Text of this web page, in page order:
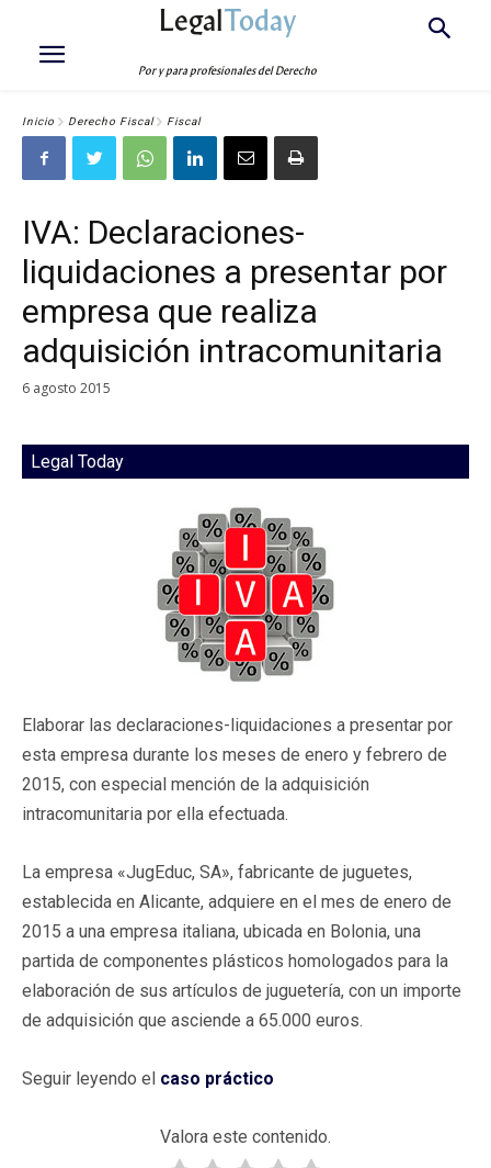
LegalToday
Por y para profesionales del Derecho
Inicio Derecho Fiscal Fiscal
IVA: Declaraciones-
liquidaciones a presentar por
empresa que realiza
adquisición intracomunitaria
6 agosto 2015
Legal Today
Elaborar las declaraciones-liquidaciones a presentar por
esta empresa durante los meses de enero y febrero de
2015, con especial mención de la adquisición
intracomunitaria por ella efectuada.
La empresa «JugEduc, SA», fabricante de juguetes,
establecida en Alicante, adquiere en el mes de enero de
2015 a una empresa italiana, ubicada en Bolonia, una
partida de componentes plásticos homologados para la
elaboración de sus artículos de juguetería, con un importe
de adquisición que asciende a 65.000 euros.
Seguir leyendo el caso práctico
Valora este contenido.